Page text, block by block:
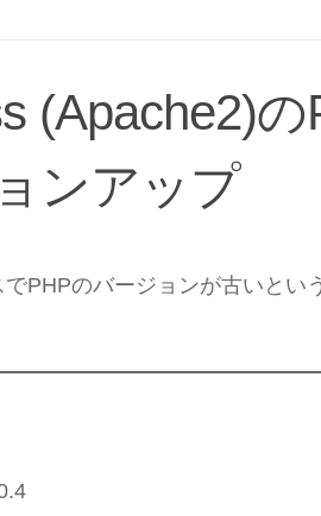
(Apache2)
ンアップ
PHPのバージョンが古いとい